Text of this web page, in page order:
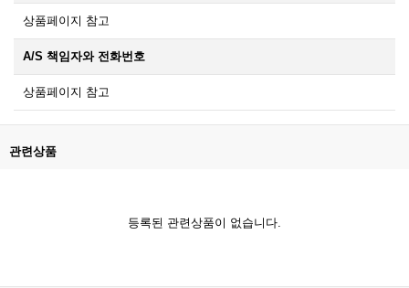
상품페이지 참고
A/S 책임자와 전화번호
상품페이지 참고
관련상품
등록된 관련상품이 없습니다.